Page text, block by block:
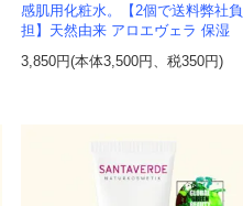
感肌用化粧水。【2個で送料弊社負
担】天然由来 アロエヴェラ 保湿
3,850円(本体3,500円、税350円)